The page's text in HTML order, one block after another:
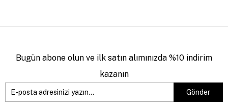
Bugün abone olun ve ilk satın alımınızda %10 indirim
kazanın
Gönder